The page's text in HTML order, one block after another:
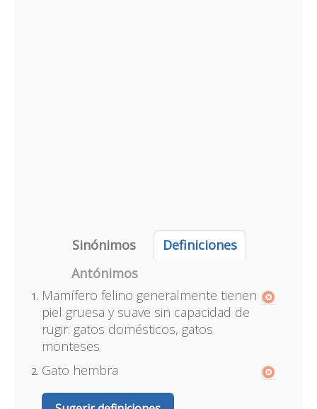
Sinónimos
Definiciones
Antónimos
Mamífero felino generalmente tienen
piel gruesa y suave sin capacidad de
rugir: gatos domésticos, gatos
monteses
Gato hembra